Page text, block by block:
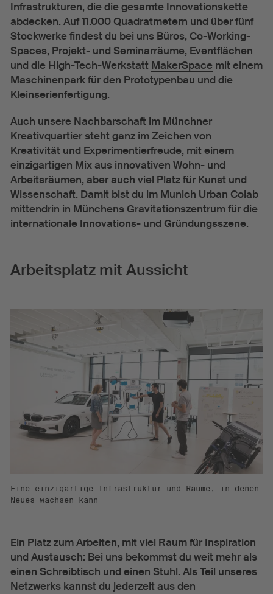
Infrastrukturen, die die gesamte Innovationskette
abdecken. Auf 11.000 Quadratmetern und über fünf
Stockwerke findest du bei uns Büros, Co-Working-
Spaces, Projekt- und Seminarräume, Eventflächen
und die High-Tech-Werkstatt MakerSpacemit einem
Maschinenpark für den Prototypenbau und die
Kleinserienfertigung.
Auch unsere Nachbarschaft im Münchner
Kreativquartier steht ganz im Zeichen von
Kreativität und Experimentierfreude, mit einem
einzigartigen Mix aus innovativen Wohn- und
Arbeitsräumen, aber auch viel Platz für Kunst und
Wissenschaft. Damit bist du im Munich Urban Colab
mittendrin in Münchens Gravitationszentrum für die
internationale Innovations- und Gründungsszene.
Arbeitsplatz mit Aussicht
Eine einzigartige Infrastruktur und Räume, in denen
Neues wachsen kann
Ein Platz zum Arbeiten, mit viel Raum für Inspiration
und Austausch: Bei uns bekommst du weit mehr als
einen Schreibtisch und einen Stuhl. Als Teil unseres
Netzwerks kannst du jederzeit aus den